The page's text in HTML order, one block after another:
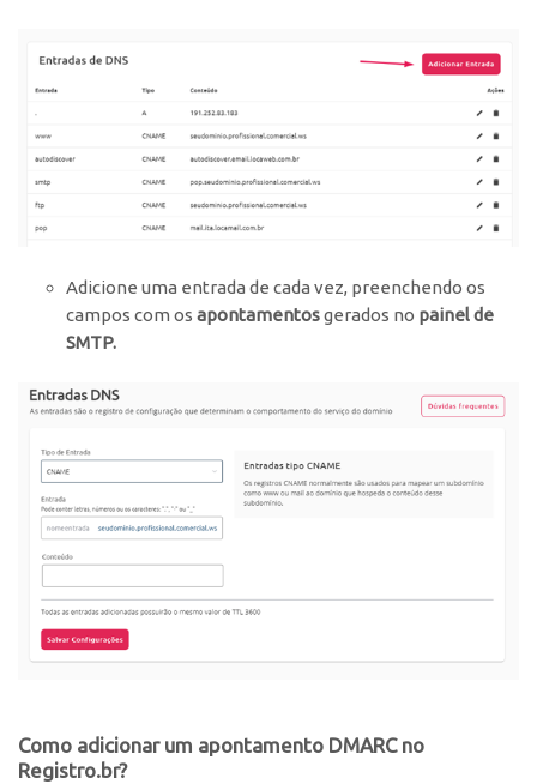
Adicione uma entrada de cada vez, preenchendo os
campos com os apontamentosgerados no painel de
SMTP.
Como adicionar um apontamento DMARC no
Registro.br?